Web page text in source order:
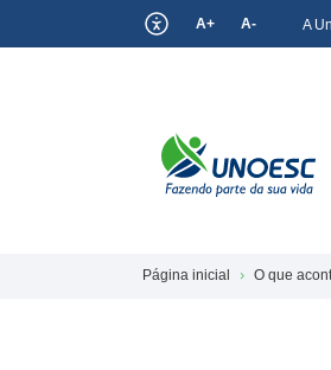
A+ A- A
Página inicial O que